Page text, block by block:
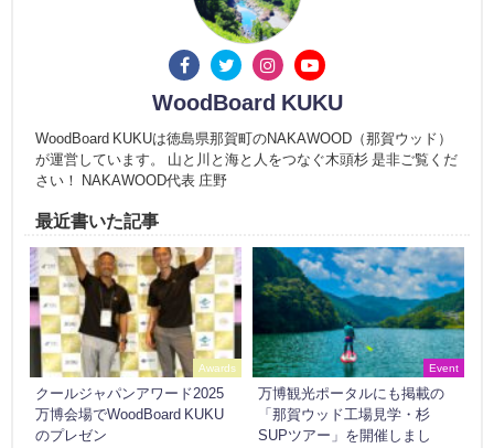
WoodBoard KUKU
WoodBoard KUKUは徳島県那賀町のNAKAWOOD（那賀ウッド）
が運営しています。 山と川と海と人をつなぐ木頭杉 是非ご覧くだ
さい！ NAKAWOOD代表 庄野
最近書いた記事
Awards
クールジャパンアワード2025
万博会場でWoodBoard KUKU
のプレゼン
Event
万博観光ポータルにも掲載の
「那賀ウッド工場見学・杉
SUPツアー」を開催しまし